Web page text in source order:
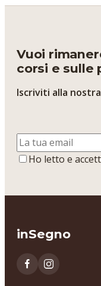
Vuoi
corsi e sulle
Iscriviti alla
Ho letto e
inSegno